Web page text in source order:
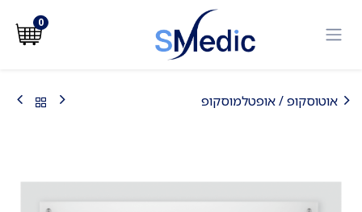
0
אוטוסקופ / אופטלמוסקופ